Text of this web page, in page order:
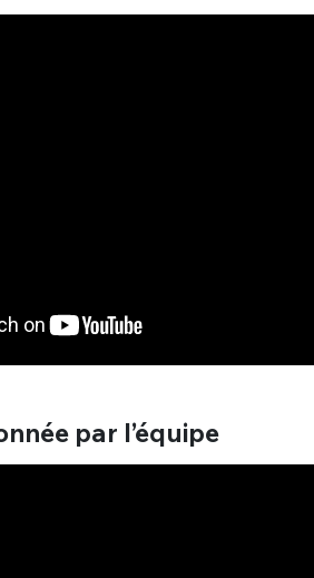
par l’équipe